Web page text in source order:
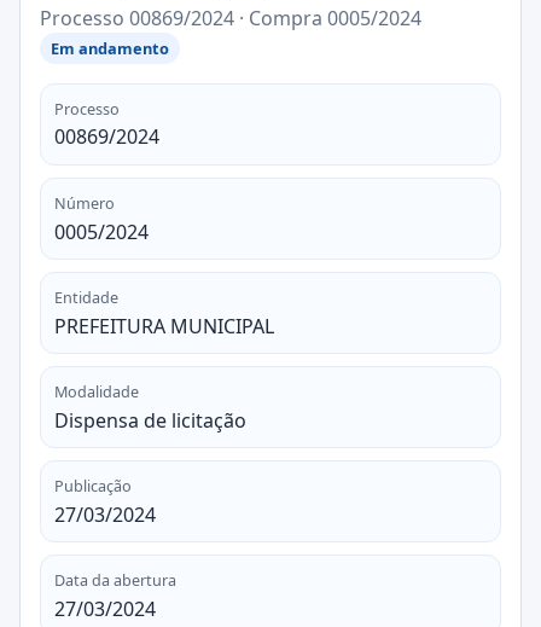
Processo 00869/2024 · Compra 0005/2024
Em andamento
Processo
00869/2024
Número
0005/2024
Entidade
PREFEITURA MUNICIPAL
Modalidade
Dispensa de licitação
Publicação
27/03/2024
Data da abertura
27/03/2024